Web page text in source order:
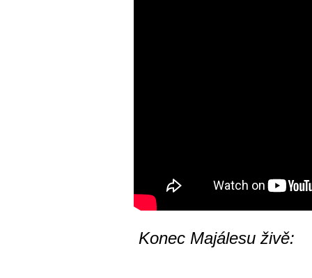
Konec Majálesu živě: